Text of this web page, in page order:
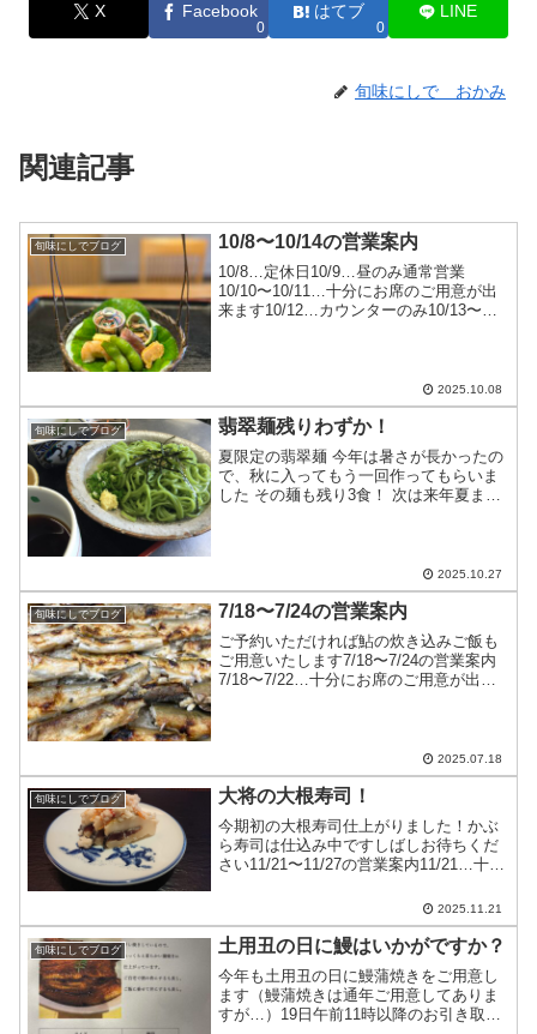
X Facebook
0
はてブ
0
LINE
旬味にしで おかみ
関連記事
旬味にしでブログ 10/8〜10/14の営業案内
10/8…定休日10/9…昼のみ通常営業
10/10〜10/11…十分にお席のご用意が出
来ます10/12…カウンターのみ10/13〜
2025.10.08
旬味にしでブログ 翡翠麺残りわずか！
夏限定の翡翠麺 今年は暑さが長かったの
で、秋に入ってもう一回作ってもらいま
した その麺も残り3食！ 次は来年夏まで
2025.10.27
旬味にしでブログ 7/18〜7/24の営業案内
ご予約いただければ鮎の炊き込みご飯も
ご用意いたします7/18〜7/24の営業案内
7/18〜7/22…十分にお席のご用意が出来
2025.07.18
旬味にしでブログ 大将の大根寿司！
今期初の大根寿司仕上がりました！かぶ
ら寿司は仕込み中ですしばしお待ちくだ
さい11/21〜11/27の営業案内11/21…十分
ウンター7席（コースのみ）11/23…テー
ブル4名までカウンターは大丈夫で...
2025.11.21
旬味にしでブログ 土用丑の日に鰻はいかがですか？
今年も土用丑の日に鰻蒲焼きをご用意し
ます（鰻蒲焼きは通年ご用意してありま
すが…）19日午前11時以降のお引き取り